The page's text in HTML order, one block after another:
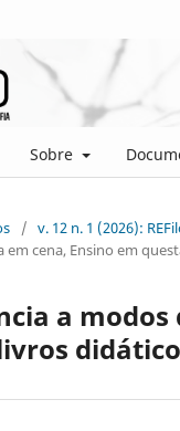
Sobre
/ v. 12 n. 1 (2026):
em cena, Ensino em
a